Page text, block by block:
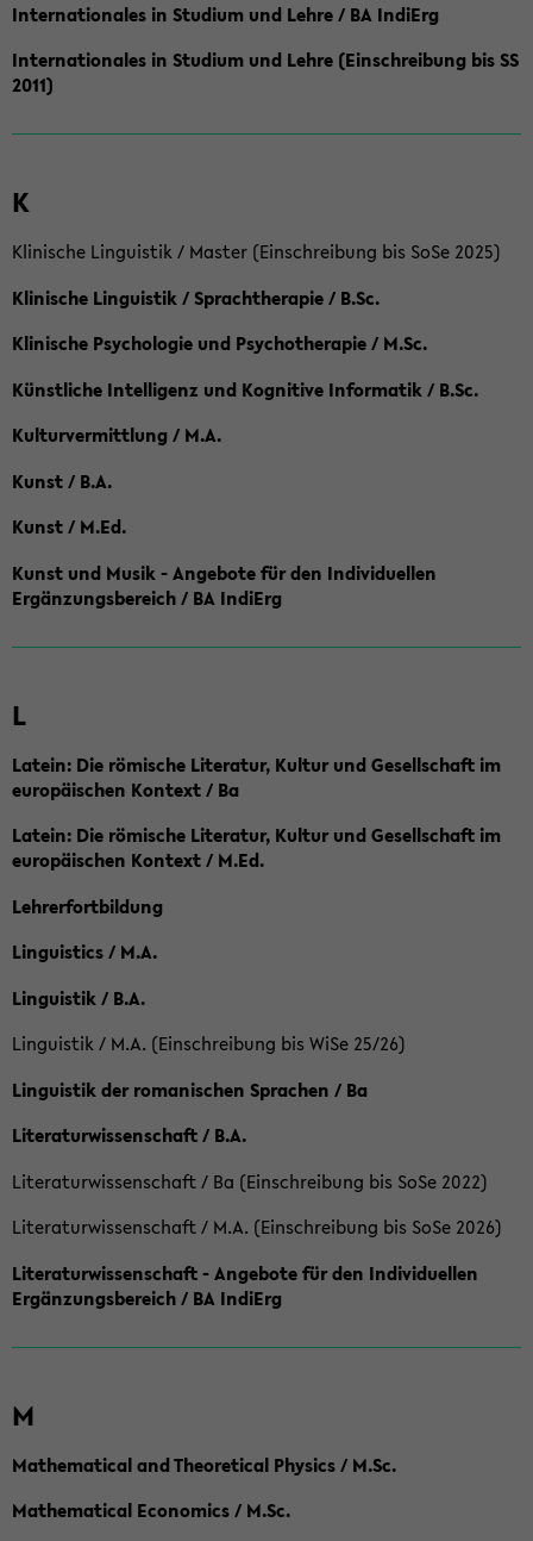
Internationales in Studium und Lehre / BA IndiErg
Internationales in Studium und Lehre (Einschreibung bis SS
2011)
K
Klinische Linguistik / Master (Einschreibung bis SoSe 2025)
Klinische Linguistik / Sprachtherapie / B.Sc.
Klinische Psychologie und Psychotherapie / M.Sc.
Künstliche Intelligenz und Kognitive Informatik / B.Sc.
Kulturvermittlung / M.A.
Kunst / B.A.
Kunst / M.Ed.
Kunst und Musik - Angebote für den Individuellen
Ergänzungsbereich / BA IndiErg
L
Latein: Die römische Literatur, Kultur und Gesellschaft im
europäischen Kontext / Ba
Latein: Die römische Literatur, Kultur und Gesellschaft im
europäischen Kontext / M.Ed.
Lehrerfortbildung
Linguistics / M.A.
Linguistik / B.A.
Linguistik / M.A. (Einschreibung bis WiSe 25/26)
Linguistik der romanischen Sprachen / Ba
Literaturwissenschaft / B.A.
Literaturwissenschaft / Ba (Einschreibung bis SoSe 2022)
Literaturwissenschaft / M.A. (Einschreibung bis SoSe 2026)
Literaturwissenschaft - Angebote für den Individuellen
Ergänzungsbereich / BA IndiErg
M
Mathematical and Theoretical Physics / M.Sc.
Mathematical Economics / M.Sc.